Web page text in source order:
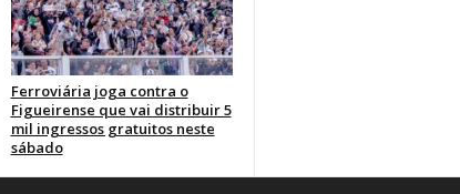
Ferroviária joga contra o
Figueirense que vai distribuir 5
mil ingressos gratuitos neste
sábado